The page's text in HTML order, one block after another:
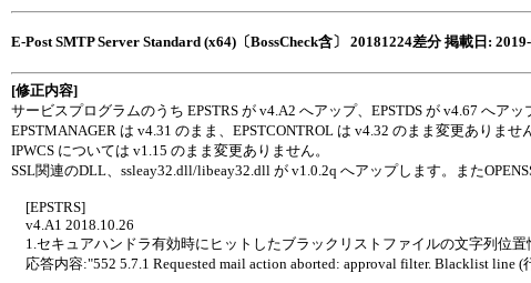
E-Post SMTP Server Standard (x64)〔BossCheck含〕 20181224差分 掲載日:
[修正内容]
サービスプログラムのうち EPSTRS が v4.A2 へアップ、EPSTDS が v4.67 へアッ
EPSTMANAGER は v4.31 のまま、EPSTCONTROL は v4.32 のまま変更ありませ
IPWCS については v1.15 のまま変更ありません。
SSL関連のDLL、ssleay32.dll/libeay32.dll が v1.0.2q へアップします。また
[EPSTRS]
v4.A1 2018.10.26
1.セキュアハンドラ有効時にヒットしたブラックリストファイルの文字列位置
応答内容:"552 5.7.1 Requested mail action aborted: approval filter. Blacklist line (